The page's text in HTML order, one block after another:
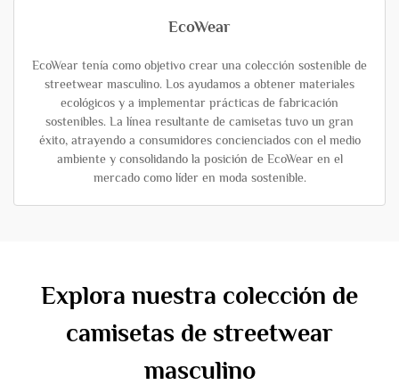
EcoWear
EcoWear tenía como objetivo crear una colección sostenible de
streetwear masculino. Los ayudamos a obtener materiales
ecológicos y a implementar prácticas de fabricación
sostenibles. La línea resultante de camisetas tuvo un gran
éxito, atrayendo a consumidores concienciados con el medio
ambiente y consolidando la posición de EcoWear en el
mercado como líder en moda sostenible.
Explora nuestra colección de
camisetas de streetwear
masculino